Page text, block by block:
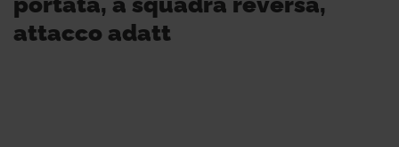
attacco adatt